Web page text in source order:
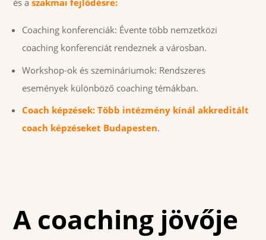
és aszakmai fejlődésre:
Coaching konferenciák: Évente több nemzetközi
coaching konferenciát rendeznek a városban.
Workshop-ok és szemináriumok: Rendszeres
események különböző coaching témákban.
Coach képzések: Több intézmény kínál akkreditált
coach képzéseket Budapesten.
A coaching jövője